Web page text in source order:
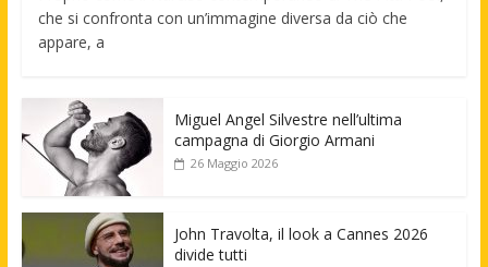
che si confronta con un’immagine diversa da ciò che
appare, a
Miguel Angel Silvestre nell’ultima
campagna di Giorgio Armani
26 Maggio 2026
John Travolta, il look a Cannes 2026
divide tutti